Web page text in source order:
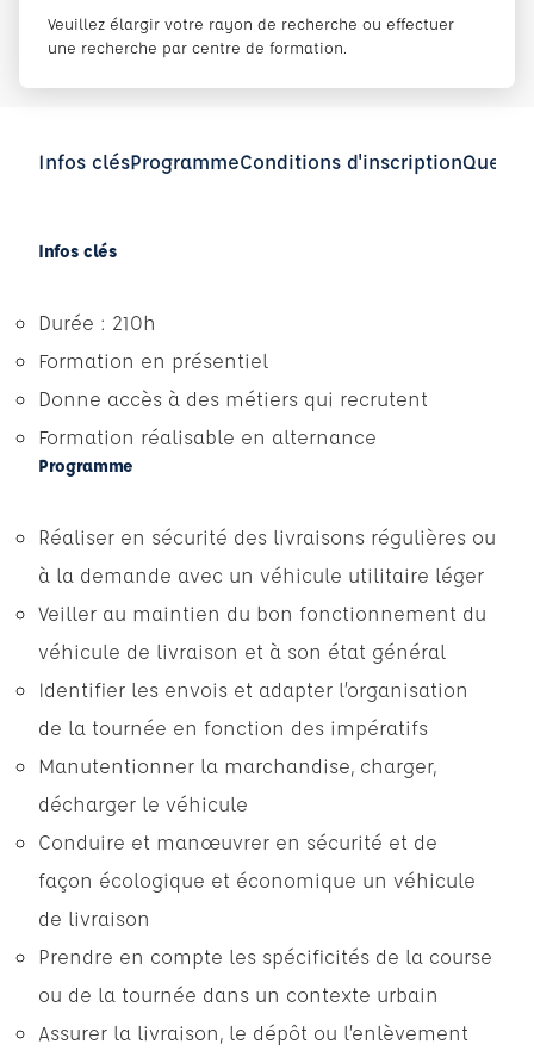
Veuillez élargir votre rayon de recherche ou effectuer
une recherche par centre de formation.
Infos clésProgrammeConditions d'inscription
Infos clés
Durée : 210h
Formation en présentiel
Donne accès à des métiers qui recrutent
Formation réalisable en alternance
Programme
Réaliser en sécurité des livraisons régulières ou
à la demande avec un véhicule utilitaire léger
Veiller au maintien du bon fonctionnement du
véhicule de livraison et à son état général
Identifier les envois et adapter l’organisation
de la tournée en fonction des impératifs
Manutentionner la marchandise, charger,
décharger le véhicule
Conduire et manœuvrer en sécurité et de
façon écologique et économique un véhicule
de livraison
Prendre en compte les spécificités de la course
ou de la tournée dans un contexte urbain
Assurer la livraison, le dépôt ou l’enlèvement